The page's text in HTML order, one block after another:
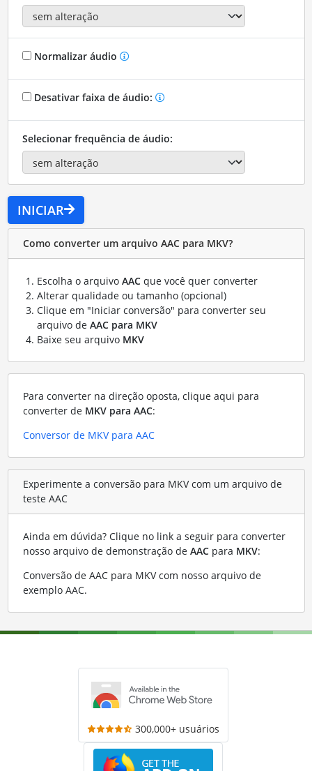
Normalizar áudio
Desativar faixa de áudio:
Selecionar frequência de áudio:
INICIAR
Como converter um arquivo AAC para MKV?
Escolha o arquivo AACque você quer converter
Alterar qualidade ou tamanho (opcional)
Clique em "Iniciar conversão" para converter seu
arquivo de AAC para MKV
Baixe seu arquivo MKV
Para converter na direção oposta, clique aqui para
converter de MKV para AAC:
Conversor de MKV para AAC
Experimente a conversão para MKV com um arquivo de
teste AAC
Ainda em dúvida? Clique no link a seguir para converter
nosso arquivo de demonstração de AACpara MKV:
Conversão de AAC para MKV com nosso arquivo de
exemplo AAC.
300,000+ usuários